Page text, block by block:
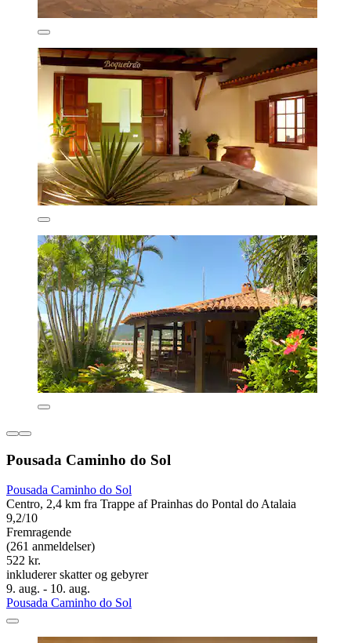
Pousada Caminho do Sol
Pousada Caminho do Sol
Centro, 2,4 km fra Trappe af Prainhas do Pontal do Atalaia
9,2/10
Fremragende
(261 anmeldelser)
522 kr.
inkluderer skatter og gebyrer
9. aug. - 10. aug.
Pousada Caminho do Sol